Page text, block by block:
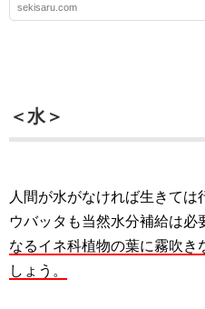
sekisaru.com
＜水＞
人間が水がなければ生きては
ウバッタも当然水分補給は必
なるイネ科植物の葉に霧吹き
しょう。